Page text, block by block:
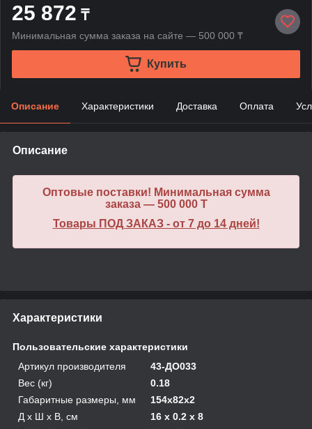
25 872 ₸
Минимальная сумма заказа на сайте — 500 000 ₸
Купить
Описание Характеристики Доставка Оплата
Описание
Оптовые поставки! Минимальная сумма
заказа — 500 000 T
Товары ПОД ЗАКАЗ - от 7 до 14 дней!
Характеристики
Пользовательские характеристики
Артикул производителя
43-ДО033
Вес (кг)
0.18
Габаритные размеры, мм
154х82х2
Д х Ш х В, см
16 x 0.2 x 8